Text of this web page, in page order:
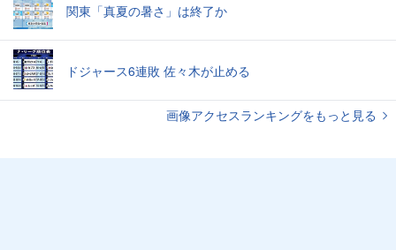
関東「真夏の暑さ」は終了か
ドジャース6連敗 佐々木が止める
画像アクセスランキングをもっと見る